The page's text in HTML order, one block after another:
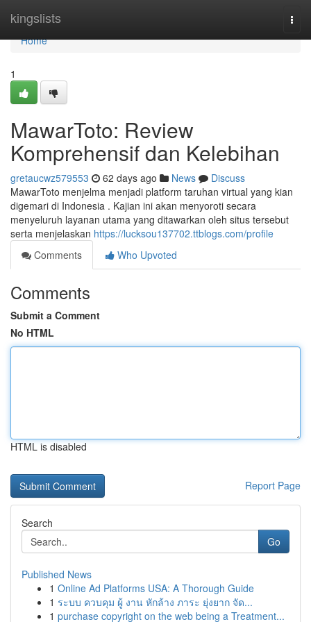
kingslists
Home
Home
1
MawarToto: Review
Komprehensif dan Kelebihan
gretaucwz579553 62 days ago News
Discuss
MawarToto menjelma menjadi platform taruhan virtual yang kian
digemari di Indonesia . Kajian ini akan menyoroti secara
menyeluruh layanan utama yang ditawarkan oleh situs tersebut
serta menjelaskan https://lucksou137702.ttblogs.com/profile
Comments
Who Upvoted
Comments
Submit a Comment
No HTML
HTML is disabled
Report Page
Search
Go
Published News
1 Online Ad Platforms USA: A Thorough Guide
1 ระบบ ควบคุม ผู้ งาน หักล้าง ภาระ ยุ่งยาก จัด...
1 purchase copyright on the web being a Treatment...